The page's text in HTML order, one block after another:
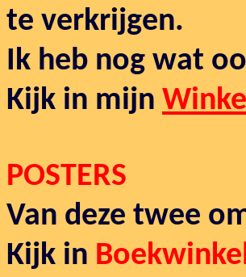
te verkrijgen.
Ik heb nog wat
Kijk in mijn
POSTERS
Van deze twee
Kijk in